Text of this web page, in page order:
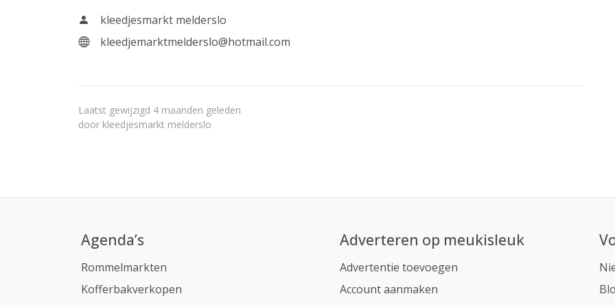
kleedjesmarkt melderslo
kleedjemarktmelderslo@hotmail.com
Laatst gewijzigd 4 maanden geleden
door kleedjesmarkt melderslo
Agenda’s
Rommelmarkten
Kofferbakverkopen
Adverteren op meukisleuk
Advertentie toevoegen
Account aanmaken